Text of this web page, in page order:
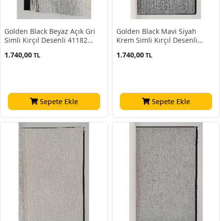
Golden Black Beyaz Açık Gri
Simli Kırçıl Desenli 41182
1.740,00TL
Sepete Ekle
Golden Black Mavi Siyah
Krem Simli Kırçıl Desenli
1.740,00TL
Sepete Ekle